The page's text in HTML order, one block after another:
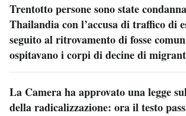
Trentotto persone sono state
Thailandia con l’accusa di traffico di
seguito al ritrovamento di fosse
ospitavano i corpi di decine di
La Camera ha approvato una legge
della radicalizzazione: ora il testo